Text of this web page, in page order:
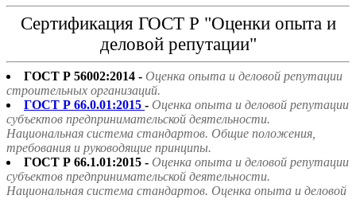
Сертификация ГОСТ Р "Оценки опыта и
деловой репутации"
ГОСТ Р 56002:2014 - Оценка опыта и деловой репутации
строительных организаций.
ГОСТ Р 66.0.01:2015 - Оценка опыта и деловой репутации
субъектов предпринимательской деятельности.
Национальная система стандартов. Общие положения,
требования и руководящие принципы.
ГОСТ Р 66.1.01:2015 - Оценка опыта и деловой репутации
субъектов предпринимательской деятельности.
Национальная система стандартов. Оценка опыта и деловой